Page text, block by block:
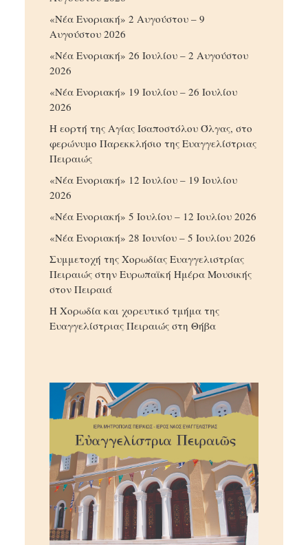
«Νέα Ενοριακή» 2 Αυγούστου – 9
Αυγούστου 2026
«Νέα Ενοριακή» 26 Ιουλίου – 2 Αυγούστου
2026
«Νέα Ενοριακή» 19 Ιουλίου – 26 Ιουλίου
2026
Η εορτή της Αγίας Ισαποστόλου Όλγας, στο
φερώνυμο Παρεκκλήσιο της Ευαγγελίστριας
Πειραιώς
«Νέα Ενοριακή» 12 Ιουλίου – 19 Ιουλίου
2026
«Νέα Ενοριακή» 5 Ιουλίου – 12 Ιουλίου 2026
«Νέα Ενοριακή» 28 Ιουνίου – 5 Ιουλίου 2026
Συμμετοχή της Χορωδίας Ευαγγελιστρίας
Πειραιώς στην Ευρωπαϊκή Ημέρα Μουσικής
στον Πειραιά
Η Χορωδία και χορευτικό τμήμα της
Ευαγγελίστριας Πειραιώς στη Θήβα